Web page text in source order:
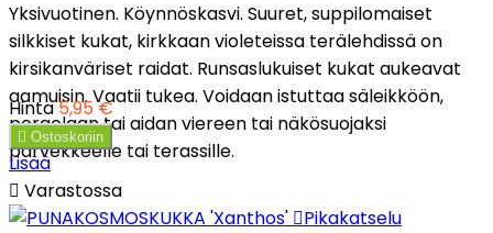
Yksivuotinen. Köynnöskasvi. Suuret, suppilomaiset
silkkiset kukat, kirkkaan violeteissa terälehdissä on
kirsikanväriset raidat. Runsaslukuiset kukat aukeavat
aamuisin. Vaatii tukea. Voidaan istuttaa säleikköön,
pergolaan tai aidan viereen tai näkösuojaksi
parvekkeelle tai terassille.
Hinta5,95 €
 Ostoskoriin
Lisää
 Varastossa
Pikakatselu